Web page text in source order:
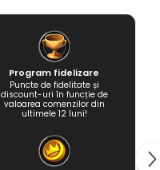
Program fidelizare
Puncte de fidelitate și
discount-uri în funcție de
valoarea comenzilor din
ultimele 12 luni!